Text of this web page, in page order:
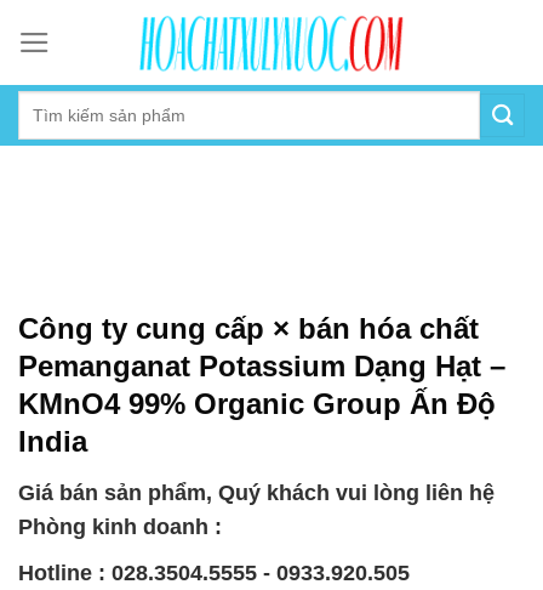
content
Công ty cung cấp × bán hóa chất
Pemanganat Potassium Dạng Hạt –
KMnO4 99% Organic Group Ấn Độ
India
Giá bán sản phẩm, Quý khách vui lòng liên hệ
Phòng kinh doanh :
Hotline : 028.3504.5555 - 0933.920.505